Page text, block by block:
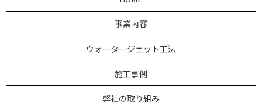
事業内容
ウォータージェット工法
施工事例
弊社の取り組み